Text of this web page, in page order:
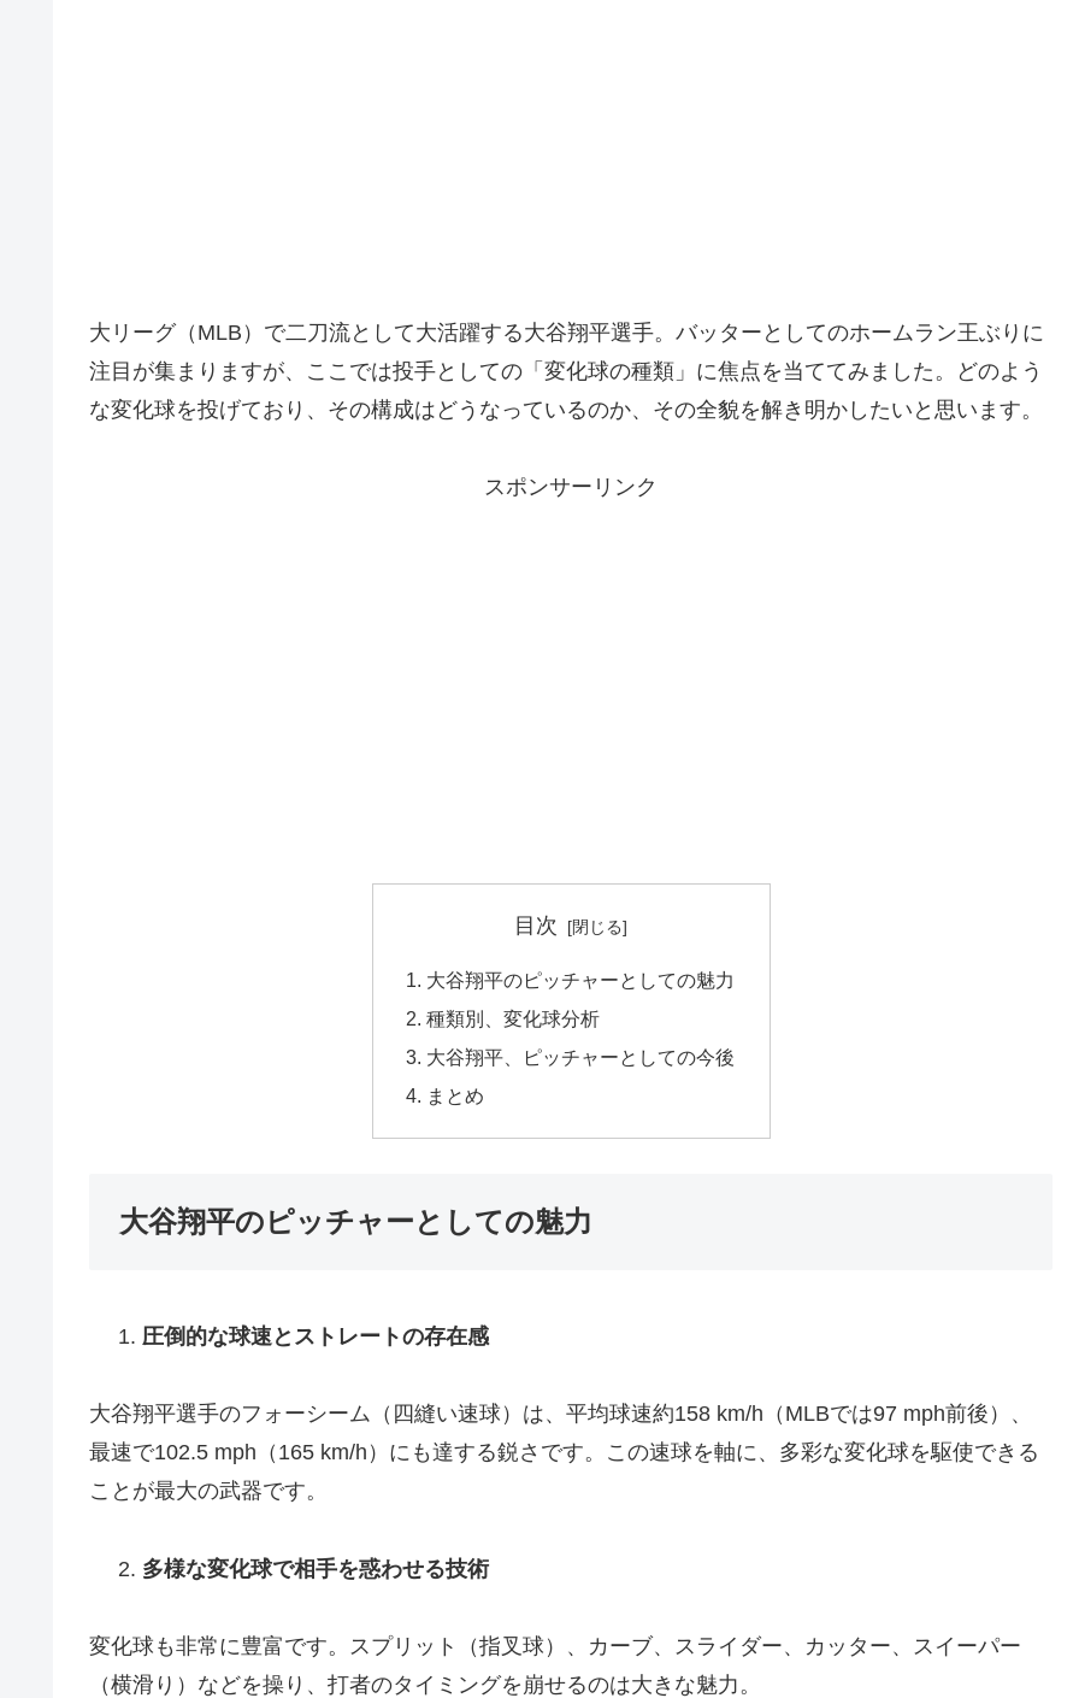
大リーグ（MLB）で二刀流として大活躍する大谷翔平選手。バッターとしてのホームラン王ぶりに
注目が集まりますが、ここでは投手としての「変化球の種類」に焦点を当ててみました。どのよう
な変化球を投げており、その構成はどうなっているのか、その全貌を解き明かしたいと思います。
スポンサーリンク
目次
大谷翔平のピッチャーとしての魅力
種類別、変化球分析
大谷翔平、ピッチャーとしての今後
まとめ
大谷翔平のピッチャーとしての魅力
圧倒的な球速とストレートの存在感
大谷翔平選手のフォーシーム（四縫い速球）は、平均球速約158 km/h（MLBでは97 mph前後）、
最速で102.5 mph（165 km/h）にも達する鋭さです。この速球を軸に、多彩な変化球を駆使できる
ことが最大の武器です。
多様な変化球で相手を惑わせる技術
変化球も非常に豊富です。スプリット（指叉球）、カーブ、スライダー、カッター、スイーパー
（横滑り）などを操り、打者のタイミングを崩せるのは大きな魅力。